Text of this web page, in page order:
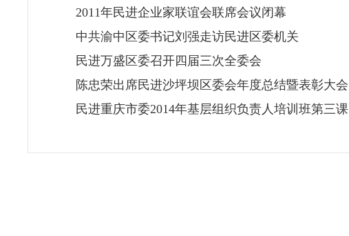
2011年民进企业家联谊会联席会议闭幕
中共渝中区委书记刘强走访民进区委机关
民进万盛区委召开四届三次全委会
陈忠荣出席民进沙坪坝区委会年度总结暨表彰大会
民进重庆市委2014年基层组织负责人培训班第三课